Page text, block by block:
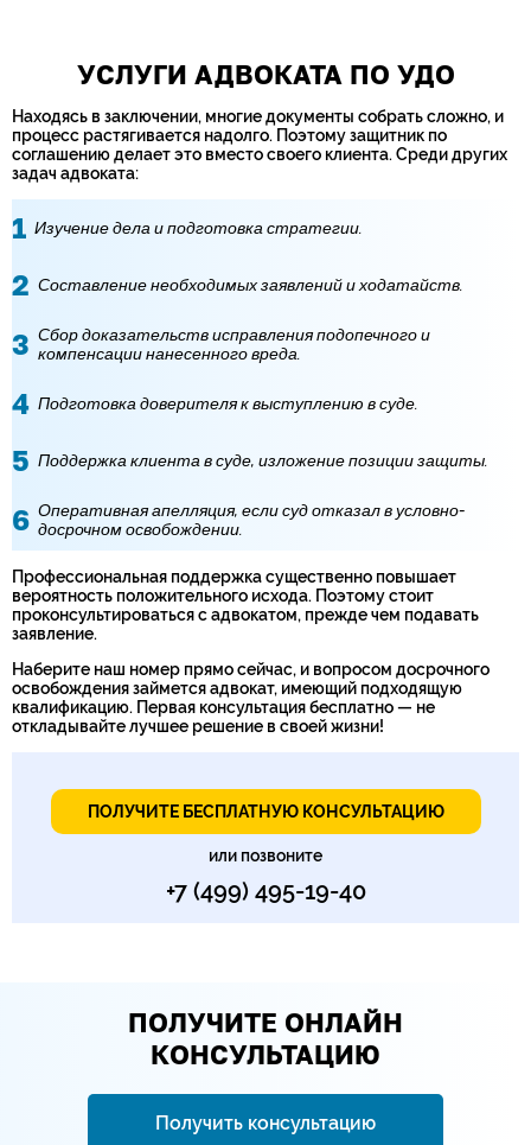
УСЛУГИ АДВОКАТА ПО УДО
Находясь в заключении, многие документы собрать сложно, и
процесс растягивается надолго. Поэтому защитник по
соглашению делает это вместо своего клиента. Среди других
задач адвоката:
Изучение дела и подготовка стратегии.
Составление необходимых заявлений и ходатайств.
Сбор доказательств исправления подопечного и
компенсации нанесенного вреда.
Подготовка доверителя к выступлению в суде.
Поддержка клиента в суде, изложение позиции защиты.
Оперативная апелляция, если суд отказал в условно-
досрочном освобождении.
Профессиональная поддержка существенно повышает
вероятность положительного исхода. Поэтому стоит
проконсультироваться с адвокатом, прежде чем подавать
заявление.
Наберите наш номер прямо сейчас, и вопросом досрочного
освобождения займется адвокат, имеющий подходящую
квалификацию. Первая консультация бесплатно — не
откладывайте лучшее решение в своей жизни!
ПОЛУЧИТЕ БЕСПЛАТНУЮ КОНСУЛЬТАЦИЮ
или позвоните
+7 (499) 495-19-40
ПОЛУЧИТЕ ОНЛАЙН
КОНСУЛЬТАЦИЮ
Получить консультацию